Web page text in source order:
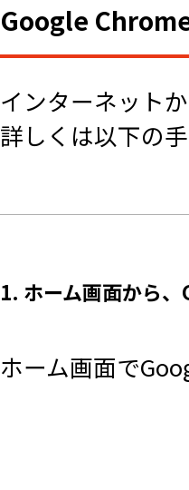
Google
インターネット
詳しくは以下の手
1. ホーム画面から
ホーム画面で